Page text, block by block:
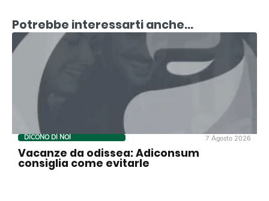
Potrebbe interessarti anche...
DICONO DI NOI 7 Agosto 2026
Vacanze da odissea: Adiconsum
consiglia come evitarle